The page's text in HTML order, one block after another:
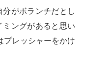
がボランチだとし
ングがあると思い
プレッシャーをかけ